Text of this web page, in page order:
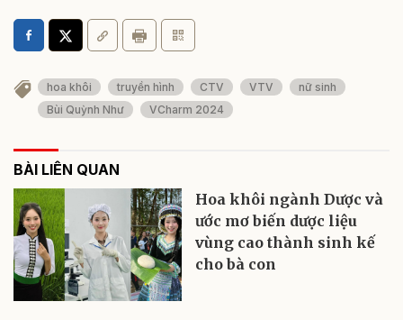
hoa khôi truyền hình CTV VTV
nữ sinh
Bùi Quỳnh Như
VCharm 2024
BÀI LIÊN QUAN
Hoa khôi ngành Dược và
ước mơ biến dược liệu
vùng cao thành sinh kế
cho bà con